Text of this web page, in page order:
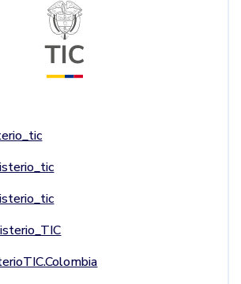
Logo Instagram
Logo Threads
Logo Tiktok
Logo Twitter
Logo Facebook